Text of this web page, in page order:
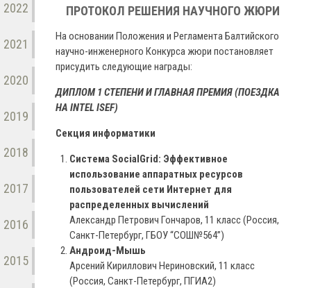
2022
2021
2020
2019
2018
2017
2016
2015
ПРОТОКОЛ РЕШЕНИЯ НАУЧНОГО ЖЮРИ
На основании Положения и Регламента Балтийского
научно-инженерного Конкурса жюри постановляет
присудить следующие награды:
ДИПЛОМ 1 СТЕПЕНИ И ГЛАВНАЯ ПРЕМИЯ (ПОЕЗДКА
НА INTEL ISEF)
Секция информатики
Система SocialGrid: Эффективное
использование аппаратных ресурсов
пользователей сети Интернет для
распределенных вычислений
Александр Петрович Гончаров, 11 класс (Россия,
Санкт-Петербург, ГБОУ “СОШ№564”)
Андроид-Мышь
Арсений Кириллович Нериновский, 11 класс
(Россия, Санкт-Петербург, ПГИА2)